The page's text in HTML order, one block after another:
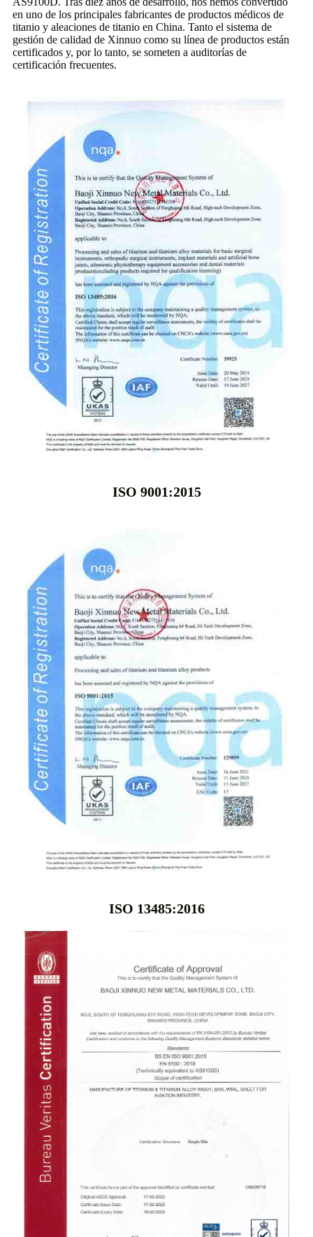
en uno de los principales fabricantes de productos médicos de
titanio y aleaciones de titanio en China. Tanto el sistema de
gestión de calidad de Xinnuo como su línea de productos están
certificados y, por lo tanto, se someten a auditorías de
certificación frecuentes.
ISO 9001:2015
ISO 13485:2016